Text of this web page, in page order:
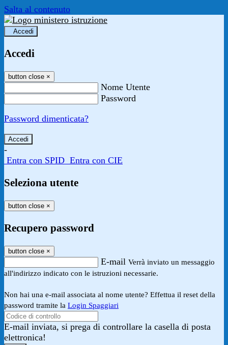
Salta al contenuto
Accedi
Accedi
button close ×
Nome Utente
Password
Password dimenticata?
-
Entra con SPID Entra con CIE
Seleziona utente
button close ×
Recupero password
button close ×
E-mail Verrà inviato un messaggio
all'indirizzo indicato con le istruzioni necessarie.
Non hai una e-mail associata al nome utente? Effettua il reset della
password tramite la Login Spaggiari
E-mail inviata, si prega di controllare la casella di posta
elettronica!